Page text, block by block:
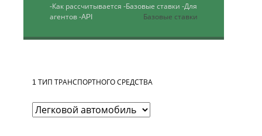
-Как рассчитывается -Базовые ставки -Для
агентов-API Базовые ставки
1 ТИП ТРАНСПОРТНОГО СРЕДСТВА